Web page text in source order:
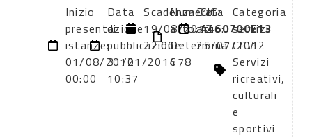
Inizio
presentazione
istanze:
01/08/2012
00:00
Data
di
pubblicazione:
31/01/2014
10:37
Scadenza:
19/08/2012
22:00
Numero
atto:
Determina
678
Data
atto:
25/07/2012
CIG:
4460700E13
Categoria
servizi
CPV:
Servizi
ricreativi,
culturali
e
sportivi